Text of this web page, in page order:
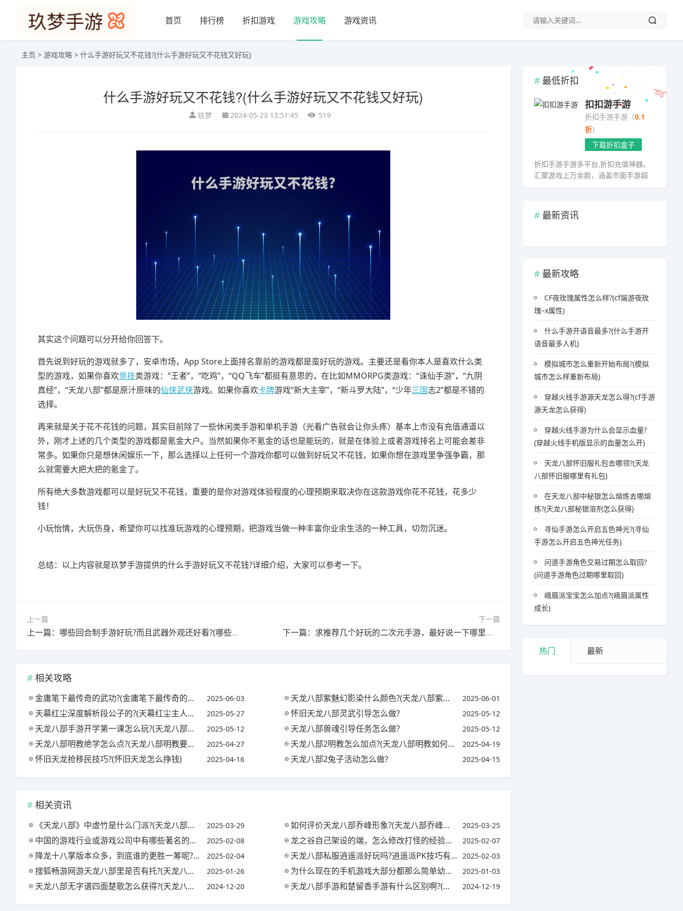
首页 排行榜 折扣游戏 游戏攻略 游戏资讯
主页 > 游戏攻略 > 什么手游好玩又不花钱?(什么手游好玩又不花钱又好玩)
什么手游好玩又不花钱?(什么手游好玩又不花钱又好玩)
玖梦 2024-05-23 13:51:45 519
其实这个问题可以分开给你回答下。
首先说到好玩的游戏就多了，安卓市场，App Store上面排名靠前的游戏都是蛮好玩的游戏。主要还是看你本人是喜欢什么类
型的游戏，如果你喜欢竞技类游戏：“王者”，“吃鸡”，“QQ飞车”都挺有意思的，在比如MMORPG类游戏：“诛仙手游”，“九阴
真经”，“天龙八部”都是原汁原味的仙侠武侠游戏。如果你喜欢卡牌游戏“新大主宰”，“新斗罗大陆”，“少年三国志2”都是不错的
选择。
再来就是关于花不花钱的问题，其实目前除了一些休闲类手游和单机手游（光看广告就会让你头疼）基本上市没有充值通道以
外，刚才上述的几个类型的游戏都是氪金大户。当然如果你不氪金的话也是能玩的，就是在体验上或者游戏排名上可能会差非
常多。如果你只是想休闲娱乐一下，那么选择以上任何一个游戏你都可以做到好玩又不花钱，如果你想在游戏里争强争霸，那
么就需要大把大把的氪金了。
所有绝大多数游戏都可以是好玩又不花钱，重要的是你对游戏体验程度的心理预期来取决你在这款游戏你花不花钱，花多少
钱！
小玩怡情，大玩伤身，希望你可以找准玩游戏的心理预期，把游戏当做一种丰富你业余生活的一种工具，切勿沉迷。
总结：以上内容就是玖梦手游提供的什么手游好玩又不花钱?详细介绍，大家可以参考一下。
上一篇
上一篇：哪些回合制手游好玩?而且武器外观还好看?(哪些回合制手游值得玩)
下一篇
下一篇：求推荐几个好玩的二次元手游，最好说一下哪里好玩?(好玩儿的二次元手游)
相关攻略
金庸笔下最传奇的武功?(金庸笔下最传奇的武功是什么) 2025-06-03 天龙八部紫魅幻影染什么颜色?(天龙八部紫魅幻影配饰图) 2025-06-01
天幕红尘深度解析段公子的?(天幕红尘主人公结局) 2025-05-27 怀旧天龙八部灵武引导怎么做? 2025-05-12
天龙八部手游开学第一课怎么玩?(天龙八部手游开服第一天攻略) 2025-05-12 天龙八部兽魂引导任务怎么做? 2025-05-12
天龙八部明教绝学怎么点?(天龙八部明教要诀学什么) 2025-04-27 天龙八部2明教怎么加点?(天龙八部明教如何加点) 2025-04-19
怀旧天龙抢移民技巧?(怀旧天龙怎么挣钱) 2025-04-16 天龙八部2兔子活动怎么做? 2025-04-15
相关资讯
《天龙八部》中虚竹是什么门派?(天龙八部中虚竹是哪个门派的) 2025-03-29 如何评价天龙八部乔峰形象?(天龙八部乔峰的评价) 2025-03-25
中国的游戏行业或游戏公司中有哪些著名的游戏音乐制作人或音乐制作总监?都有什么样的作品? 2025-02-08 龙之谷自己架设的端，怎么修改打怪的经验值?(龙之谷修改的全套教程) 2025-02-07
降龙十八掌版本众多，到底谁的更胜一筹呢?(降龙十八掌果然厉害) 2025-02-04 天龙八部私服逍遥派好玩吗?逍遥派PK技巧有哪些?(天龙八部逍遥派玩法) 2025-02-03
搜狐畅游网游天龙八部里是否有托?(天龙八部搜狐畅游官网 战力) 2025-01-26 为什么现在的手机游戏大部分都那么简单幼稚，都是全自动做任务，有什么可玩性? 2025-01-03
天龙八部无字谱四面楚歌怎么获得?(天龙八部无字谱四面楚歌获得途径) 2024-12-20 天龙八部手游和楚留香手游有什么区别啊?(天龙八部手游和楚留香手游有什么区别啊知乎) 2024-12-19
最低折扣
扣扣游手游
折扣手游手游（0.1
折）
下载折扣盒子
折扣手游手游多平台,折扣充值神器。
汇聚游戏上万余款，涵盖市面手游超
98%
最新资讯
最新攻略
CF夜玫瑰属性怎么样?(cf端游夜玫
瑰–x属性)
什么手游开语音最多?(什么手游开
语音最多人机)
模拟城市怎么重新开始布局?(模拟
城市怎么样重新布局)
穿越火线手游源天龙怎么得?(cf手游
源天龙怎么获得)
穿越火线手游为什么会显示血量?
(穿越火线手机版显示的血量怎么开)
天龙八部怀旧服礼包去哪领?(天龙
八部怀旧服哪里有礼包)
在天龙八部中秘银怎么熔炼去哪熔
炼?(天龙八部秘银溶剂怎么获得)
寻仙手游怎么开启五色神光?(寻仙
手游怎么开启五色神光任务)
问道手游角色交易过期怎么取回?
(问道手游角色过期哪里取回)
峨眉派宝宝怎么加点?(峨眉派属性
成长)
热门 最新